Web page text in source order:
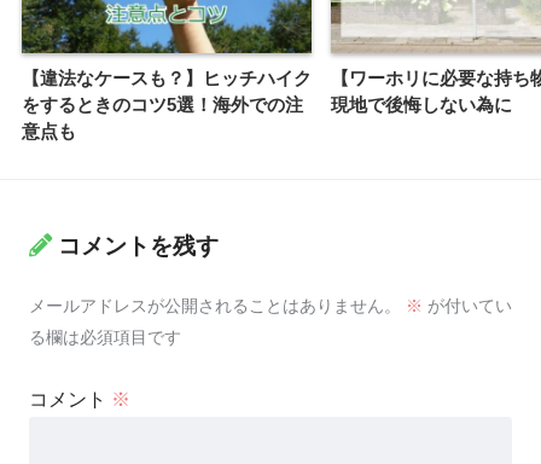
【違法なケースも？】ヒッチハイク
をするときのコツ5選！海外での注
意点も
【ワーホリに必要な持ち
現地で後悔しない為に
コメントを残す
メールアドレスが公開されることはありません。 ※ が付いてい
る欄は必須項目です
コメント ※